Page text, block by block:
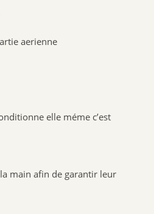
aerienne
elle méme c’est
main afin de garantir leur